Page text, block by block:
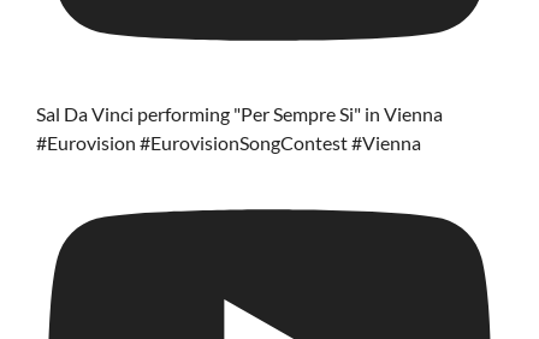
Sal Da Vinci performing "Per Sempre Si" in Vienna
#Eurovision #EurovisionSongContest #Vienna